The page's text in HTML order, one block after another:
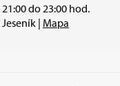
do 23:00 hod.
| Mapa